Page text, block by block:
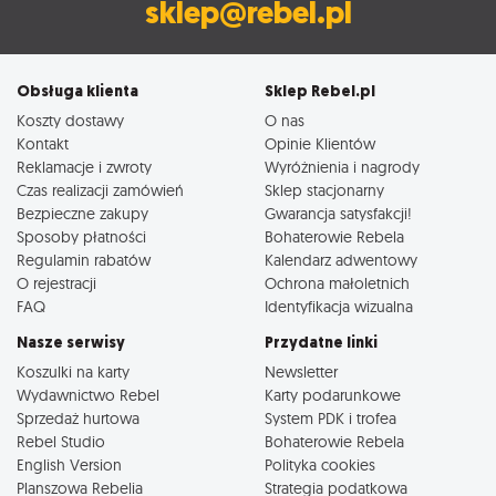
sklep@rebel.pl
Obsługa klienta
Koszty dostawy
Kontakt
Reklamacje i zwroty
Czas realizacji zamówień
Bezpieczne zakupy
Sposoby płatności
Regulamin rabatów
O rejestracji
FAQ
Sklep Rebel.pl
O nas
Opinie Klientów
Wyróżnienia i nagrody
Sklep stacjonarny
Gwarancja satysfakcji!
Bohaterowie Rebela
Kalendarz adwentowy
Ochrona małoletnich
Identyfikacja wizualna
Nasze serwisy
Koszulki na karty
Wydawnictwo Rebel
Sprzedaż hurtowa
Rebel Studio
English Version
Planszowa Rebelia
Przydatne linki
Newsletter
Karty podarunkowe
System PDK i trofea
Bohaterowie Rebela
Polityka cookies
Strategia podatkowa